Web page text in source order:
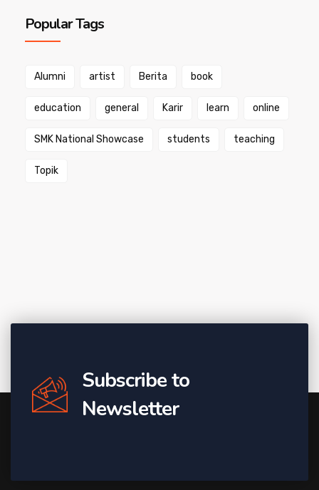
Popular Tags
Alumni artist Berita book
education general Karir learn online
SMK National Showcase students teaching
Topik
Subscribe to
Newsletter